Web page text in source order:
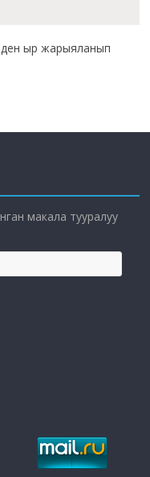
ыр жарыяланып
макала тууралуу